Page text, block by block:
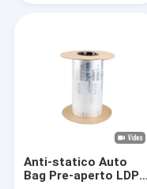
Anti-statico Auto
Bag Pre-aperto LDPE